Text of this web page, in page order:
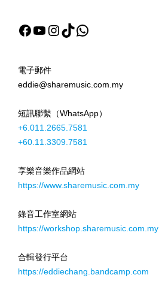
Facebook
YouTube
Instagram
TikTokWhatsApp
電子郵件
eddie@sharemusic.com.my
短訊聯繫（WhatsApp）
+6.011.2665.7581
+60.11.3309.7581
享樂音樂作品網站
https://www.sharemusic.com.my
錄音工作室網站
https://workshop.sharemusic.com.my
合輯發行平台
https://eddiechang.bandcamp.com